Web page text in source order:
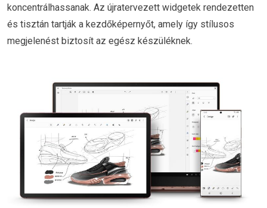
koncentrálhassanak. Az újratervezett widgetek rendezetten
és tisztán tartják a kezdőképernyőt, amely így stílusos
megjelenést biztosít az egész készüléknek.